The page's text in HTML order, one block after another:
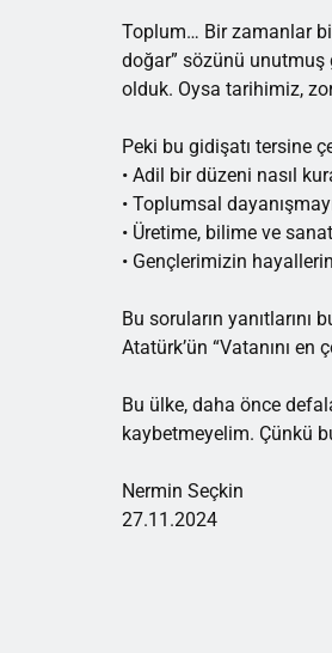
Toplum… Bir zamanlar
doğar” sözünü unutmuş
olduk. Oysa tarihimiz,
Peki bu gidişatı tersine
• Adil bir düzeni nasıl
• Toplumsal
• Üretime, bilime ve
• Gençlerimizin
Bu soruların
Atatürk’ün “Vatanını
Bu ülke, daha önce
kaybetmeyelim. Çünkü
Nermin Seçkin
27.11.2024